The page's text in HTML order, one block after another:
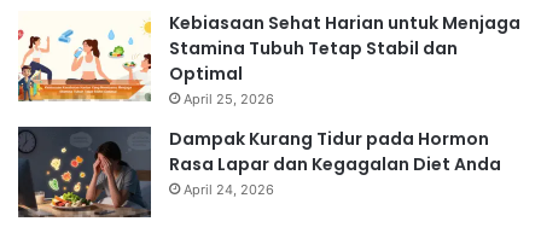
Kebiasaan Sehat Harian untuk Menjaga
Stamina Tubuh Tetap Stabil dan
Optimal
April 25, 2026
Dampak Kurang Tidur pada Hormon
Rasa Lapar dan Kegagalan Diet Anda
April 24, 2026